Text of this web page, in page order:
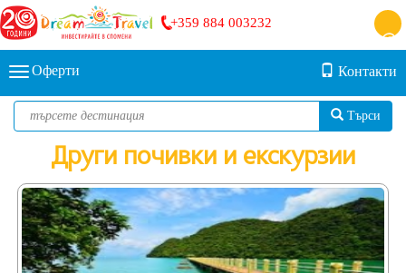
+359 884 003232
Оферти Контакти
Търси
Други почивки и екскурзии